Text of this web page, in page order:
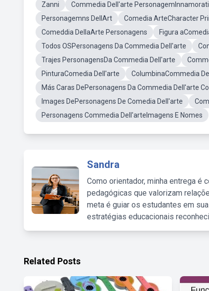
Zanni
Commedia Dell'arte PersonagemInnamorati
Personagemns DellArt
Comedia ArteCharacter
Comeddia DellaArte Personagens
Figura
Todos OSPersonagens Da Commedia Dell'arte
Trajes PersonagensDa Commedia Dell'arte
PinturaComedia Dell'arte
ColumbinaCommedia
Más Caras DePersonagens Da Commedia Dell'arte
Images DePersonagens De Comedia Dell'arte
Personagens Commedia Dell'arteImagens E Nomes
Sandra
Como orientador, minha entrega é
pedagógicas que valorizam
meta é guiar os estudantes em
estratégias educacionais
Related Posts